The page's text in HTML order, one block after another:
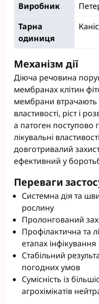
Виробник
Тарна
одиниця
Механізм дії
Діюча речовина
мембранах клітин
мембрани втрачають
властивості, ріст і
а патоген поступово
лікувальні
довготривалий
ефективний у
Переваги
Системна дія та
рослину
Пролонгований
Профілактична та
етапах інфікування
Стабільний
погодних умов
Сумісність із
агрохімікатів